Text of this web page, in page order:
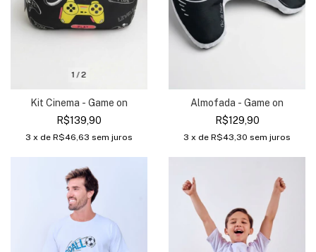
1 /2
Kit Cinema - Game on
R$139,90
3 x de R$46,63 sem juros
Almofada - Game on
R$129,90
3 x de R$43,30 sem juros